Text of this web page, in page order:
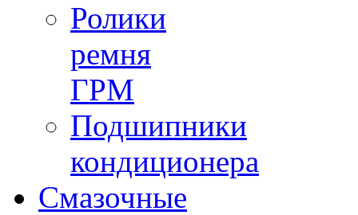
Ролики
ремня
ГРМ
Подшипники
кондиционера
Смазочные